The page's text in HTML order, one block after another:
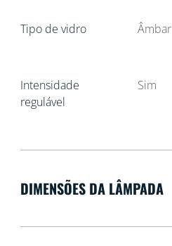
Tipo de vidro Âmbar
Intensidade
regulável
Sim
DIMENSÕES DA LÂMPADA